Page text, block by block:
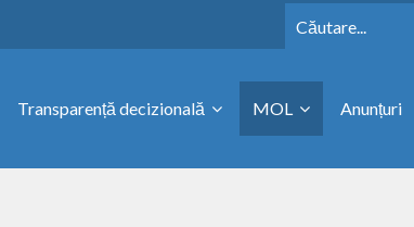
Transparență decizională MOL Anunțuri